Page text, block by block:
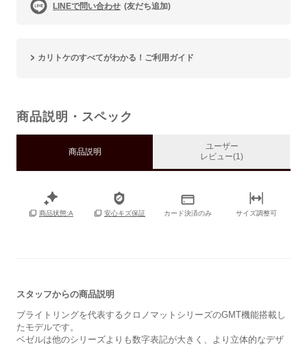
LINEで問い合わせ (友だち追加)
カリトケのすべてがわかる！ご利用ガイド
商品説明・スペック
商品説明
ユーザー
レビュー(1)
商品状態:A 安心キズ保証 カード決済のみ サイズ調整可
スタッフからの商品説明
ブライトリングを代表するクロノマットシリーズのGMT機能搭載し
たモデルです。
ベゼルは他のシリーズよりも数字表記が大きく、より立体的なデザ